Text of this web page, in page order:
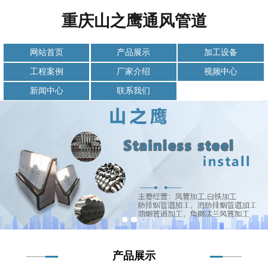
重庆山之鹰通风管道
网站首页 产品展示 加工设备
工程案例 厂家介绍 视频中心
新闻中心 联系我们
产品展示